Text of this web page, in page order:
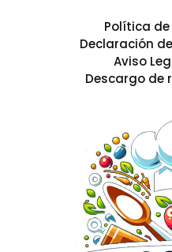
Política de
Declaración
Aviso
Descargo de